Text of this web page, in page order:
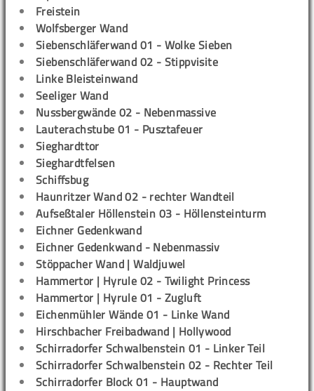
Freistein
Wolfsberger Wand
Siebenschläferwand 01 - Wolke Sieben
Siebenschläferwand 02 - Stippvisite
Linke Bleisteinwand
Seeliger Wand
Nussbergwände 02 - Nebenmassive
Lauterachstube 01 - Pusztafeuer
Sieghardttor
Sieghardtfelsen
Schiffsbug
Haunritzer Wand 02 - rechter Wandteil
Aufseßtaler Höllenstein 03 - Höllensteinturm
Eichner Gedenkwand
Eichner Gedenkwand - Nebenmassiv
Stöppacher Wand | Waldjuwel
Hammertor | Hyrule 02 - Twilight Princess
Hammertor | Hyrule 01 - Zugluft
Eichenmühler Wände 01 - Linke Wand
Hirschbacher Freibadwand | Hollywood
Schirradorfer Schwalbenstein 01 - Linker Teil
Schirradorfer Schwalbenstein 02 - Rechter Teil
Schirradorfer Block 01 - Hauptwand